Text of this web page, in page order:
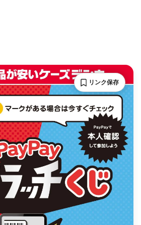
リンク保存